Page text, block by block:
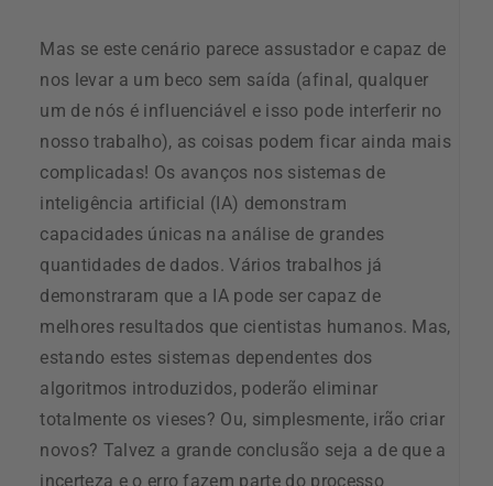
Mas se este cenário parece assustador e capaz de
nos levar a um beco sem saída (afinal, qualquer
um de nós é influenciável e isso pode interferir no
nosso trabalho), as coisas podem ficar ainda mais
complicadas! Os avanços nos sistemas de
inteligência artificial (IA) demonstram
capacidades únicas na análise de grandes
quantidades de dados. Vários trabalhos já
demonstraram que a IA pode ser capaz de
melhores resultados que cientistas humanos. Mas,
estando estes sistemas dependentes dos
algoritmos introduzidos, poderão eliminar
totalmente os vieses? Ou, simplesmente, irão criar
novos? Talvez a grande conclusão seja a de que a
incerteza e o erro fazem parte do processo